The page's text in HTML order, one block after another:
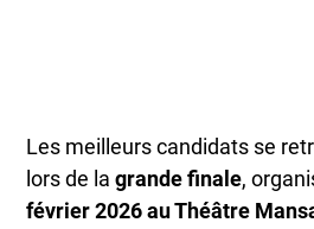
Les meilleurs candidats se
lors de lagrande finale,
février 2026 au Théâtre